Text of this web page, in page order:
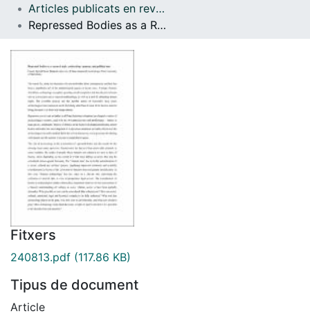
Com publicar
Articles publicats en revistes (Història i Arqueologia)
Repressed Bodies as a Research Topic: Archaeology, Memory and Political Uses
Fitxers
240813.pdf (117.86 KB)
Tipus de document
Article